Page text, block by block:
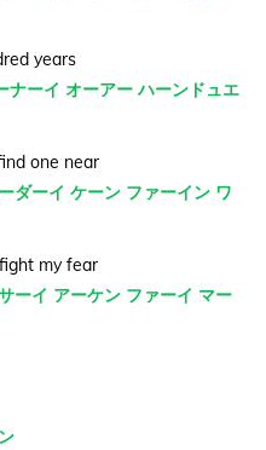
years
ナーイ オーアー ハーンドュエ
one near
ダーイ ケーン ファーイン ワ
my fear
ーイ アーケン ファーイ マー